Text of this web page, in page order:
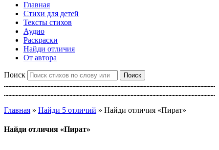
Главная
Стихи для детей
Тексты стихов
Аудио
Раскраски
Найди отличия
От автора
Поиск Поиск
Главная » Найди 5 отличий » Найди отличия «Пират»
Найди отличия «Пират»